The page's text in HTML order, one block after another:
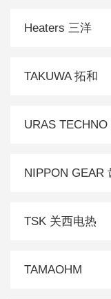
Heaters 三洋
TAKUWA 拓和
URAS
NIPPON GEAR
TSK 关西电热
TAMAOHM